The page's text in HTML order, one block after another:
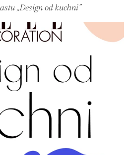
,,Design od kuchni”